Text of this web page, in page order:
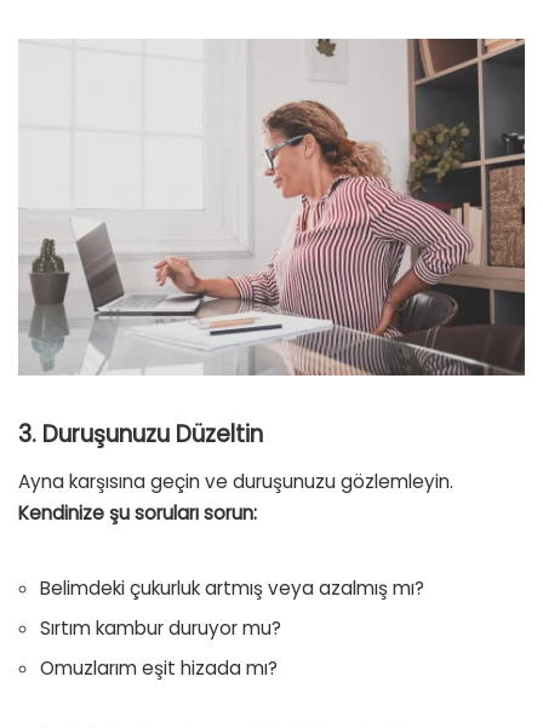
3. Duruşunuzu Düzeltin
Ayna karşısına geçin ve duruşunuzu gözlemleyin.
Kendinize şu soruları sorun:
Belimdeki çukurluk artmış veya azalmış mı?
Sırtım kambur duruyor mu?
Omuzlarım eşit hizada mı?